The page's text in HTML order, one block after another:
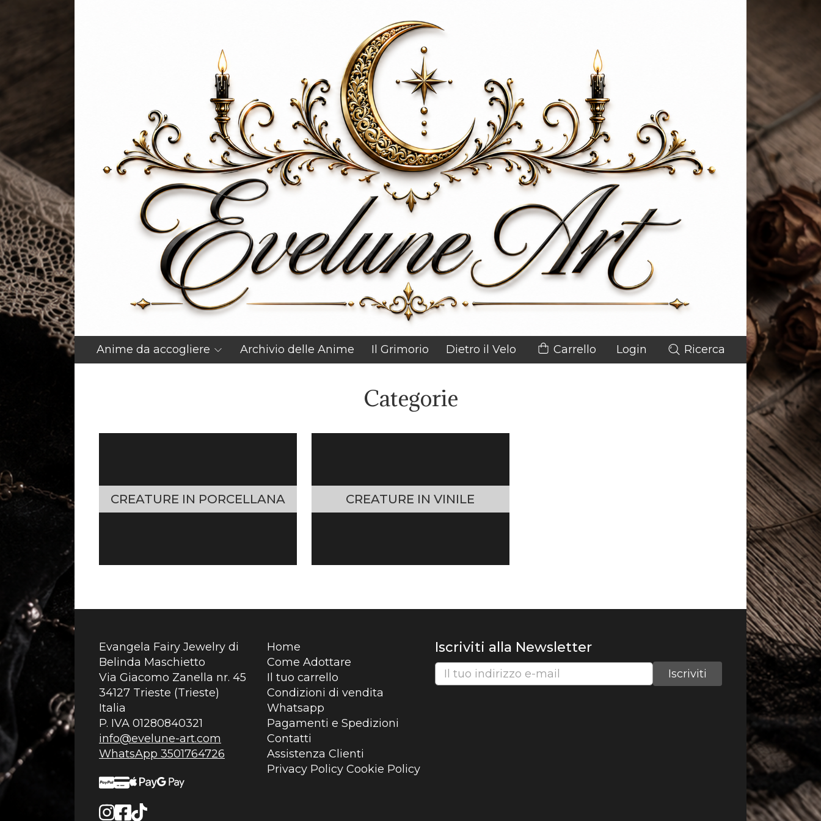
Anime da accogliere Archivio delle Anime Il Grimorio Dietro il Velo Carrello Login Ricerca
Categorie
CREATURE IN PORCELLANA CREATURE IN VINILE
Evangela Fairy Jewelry di
Belinda Maschietto
Via Giacomo Zanella nr. 45
34127 Trieste (Trieste)
Italia
P. IVA 01280840321
info@evelune-art.com
WhatsApp 3501764726
Home
Come Adottare
Il tuo carrello
Condizioni di vendita
Whatsapp
Pagamenti e Spedizioni
Contatti
Assistenza Clienti
Privacy Policy Cookie Policy
Iscriviti alla Newsletter